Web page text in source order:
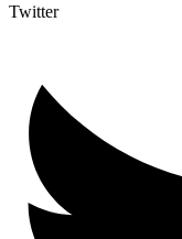
Twitter